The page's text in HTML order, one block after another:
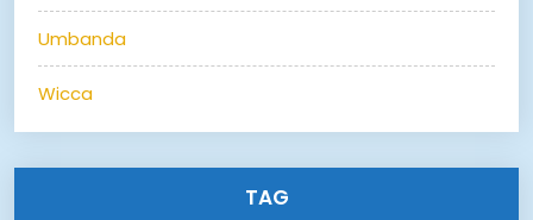
Umbanda
Wicca
TAG